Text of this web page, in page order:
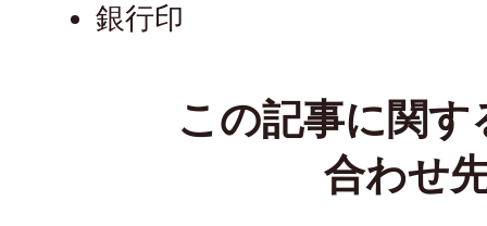
銀行印
この記事に関す
合わせ